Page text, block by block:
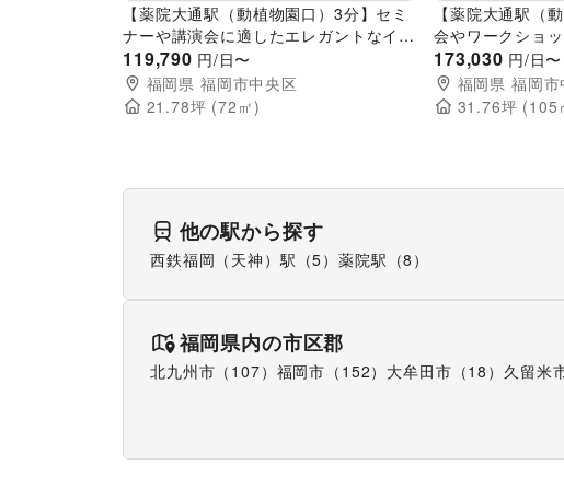
【薬院大通駅（動植物園口）3分】セミ
ナーや講演会に適したエレガントなイベ
ントスペース
119,790 円/日〜
福岡県 福岡市中央区
21.78坪 (72 ㎡)
【薬院大通駅（
会やワークショ
イベントスペース
173,030 円/日〜
福岡県 福岡市
31.76坪 (105
他の駅から探す
西鉄福岡（天神）駅（5）薬院駅（8）
福岡県内の市区郡
北九州市（107） 福岡市（152） 大牟田市（18） 久留米